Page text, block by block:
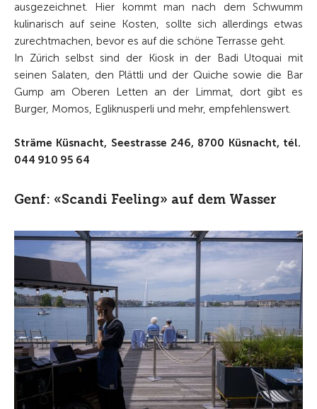
ausgezeichnet. Hier kommt man nach dem Schwumm
kulinarisch auf seine Kosten, sollte sich allerdings etwas
zurechtmachen, bevor es auf die schöne Terrasse geht.
In Zürich selbst sind der Kiosk in der Badi Utoquai mit
seinen Salaten, den Plättli und der Quiche sowie die Bar
Gump am Oberen Letten an der Limmat, dort gibt es
Burger, Momos, Egliknusperli und mehr, empfehlenswert.
Sträme Küsnacht, Seestrasse 246, 8700 Küsnacht, tél.
044 910 95 64
Genf: «Scandi Feeling» auf dem Wasser